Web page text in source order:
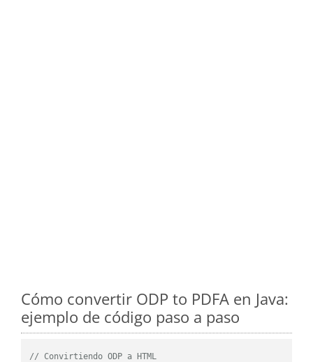
Cómo convertir ODP to PDFA en Java:
ejemplo de código paso a paso
// Convirtiendo ODP a HTML